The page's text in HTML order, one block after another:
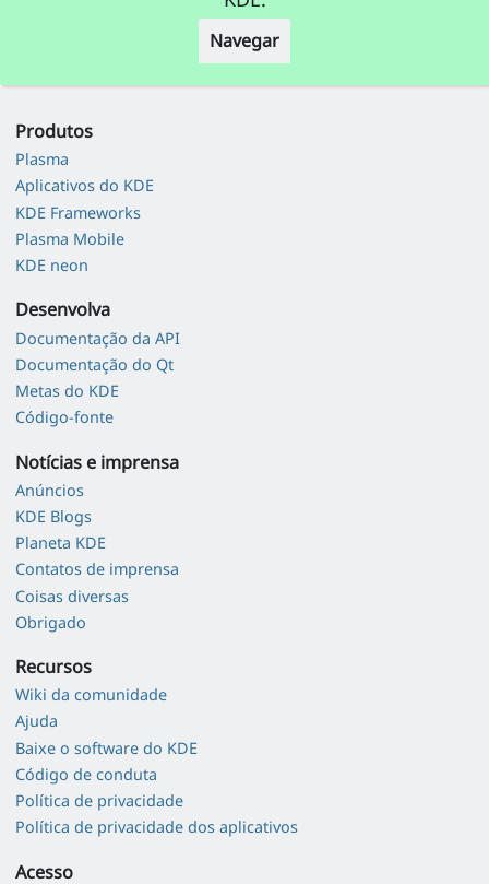
Navegar
Produtos
Plasma
Aplicativos do KDE
KDE Frameworks
Plasma Mobile
KDE neon
Desenvolva
Documentação da API
Documentação do Qt
Metas do KDE
Código-fonte
Notícias e imprensa
Anúncios
KDE Blogs
Planeta KDE
Contatos de imprensa
Coisas diversas
Obrigado
Recursos
Wiki da comunidade
Ajuda
Baixe o software do KDE
Código de conduta
Política de privacidade
Política de privacidade dos aplicativos
Acesso